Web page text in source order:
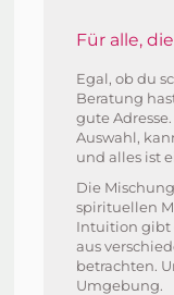
Für alle,
Egal, ob du
Beratung
gute
Auswahl,
und alles ist
Die
spirituellen
Intuition gibt
aus
betrachten.
Umgebung.